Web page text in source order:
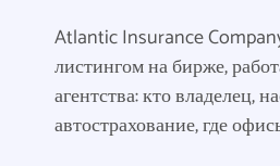
Atlantic Insurance
листингом на бирже,
агентства: кто владелец,
автострахование, где